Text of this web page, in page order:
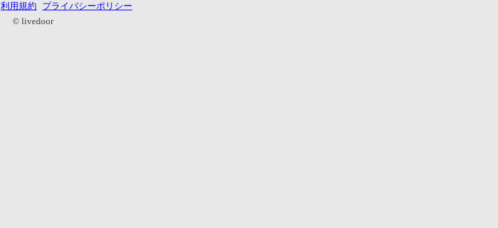
利用規約
プライバシーポリシー
© livedoor